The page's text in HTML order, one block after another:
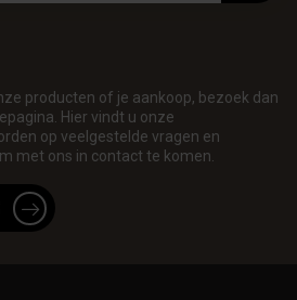
producten of je aankoop, bezoek dan
Hier vindt u onze
op veelgestelde vragen en
met ons in contact te komen.